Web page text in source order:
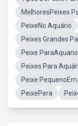
MelhoresPeixes
PeixeNo Aquário
Peixes Grandes
Peixe
Peixes Para
Peixe
PeixePera